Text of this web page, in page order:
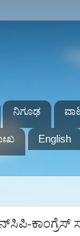
ನಿಗೂಢ
English
ಕಾಂಗ್ರೆಸ್